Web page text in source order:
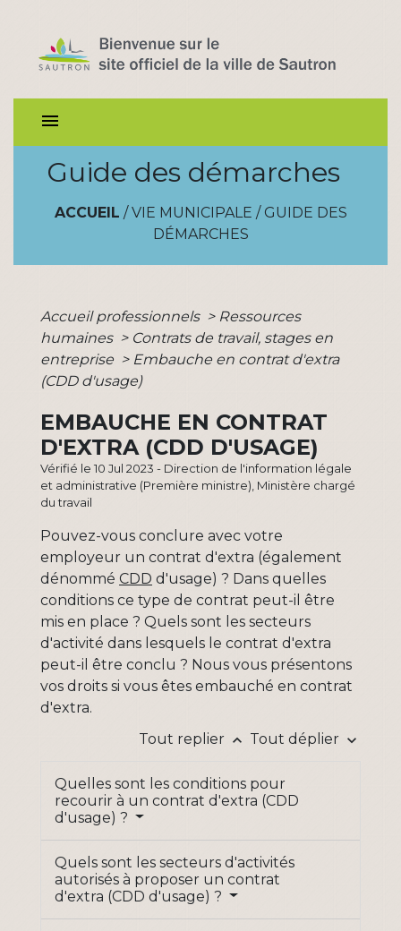
menu
Guide des démarches
ACCUEIL / VIE MUNICIPALE / GUIDE DES
DÉMARCHES
Accueil professionnels > Ressources
humaines > Contrats de travail, stages en
entreprise > Embauche en contrat d'extra
(CDD d'usage)
EMBAUCHE EN CONTRAT
D'EXTRA (CDD D'USAGE)
Vérifié le 10 Jul 2023 - Direction de l'information légale
et administrative (Première ministre), Ministère chargé
du travail
Pouvez-vous conclure avec votre
employeur un contrat d'extra (également
dénommé CDD d'usage) ? Dans quelles
conditions ce type de contrat peut-il être
mis en place ? Quels sont les secteurs
d'activité dans lesquels le contrat d'extra
peut-il être conclu ? Nous vous présentons
vos droits si vous êtes embauché en contrat
d'extra.
Tout replier keyboard_arrow_up Tout déplier keyboard_arrow_down
Quelles sont les conditions pour
recourir à un contrat d'extra (CDD
d'usage) ?
Quels sont les secteurs d'activités
autorisés à proposer un contrat
d'extra (CDD d'usage) ?